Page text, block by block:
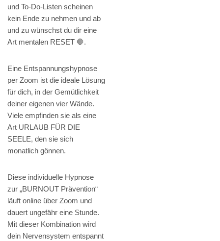
und To-Do-Listen scheinen
kein Ende zu nehmen und ab
und zu wünschst du dir eine
Art mentalen RESET 🛑.
Eine Entspannungshypnose
per Zoom ist die ideale Lösung
für dich, in der Gemütlichkeit
deiner eigenen vier Wände.
Viele empfinden sie als eine
Art URLAUB FÜR DIE
SEELE, den sie sich
monatlich gönnen.
Diese individuelle Hypnose
zur „BURNOUT Prävention“
läuft online über Zoom und
dauert ungefähr eine Stunde.
Mit dieser Kombination wird
dein Nervensystem entspannt